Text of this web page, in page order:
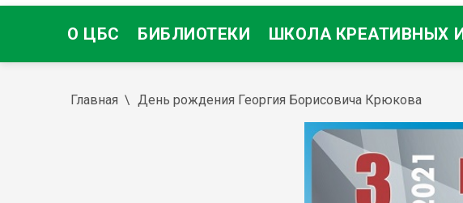
О ЦБС БИБЛИОТЕКИ ШКОЛА КРЕАТИВНЫХ
Главная День рождения Георгия Борисовича Крюкова